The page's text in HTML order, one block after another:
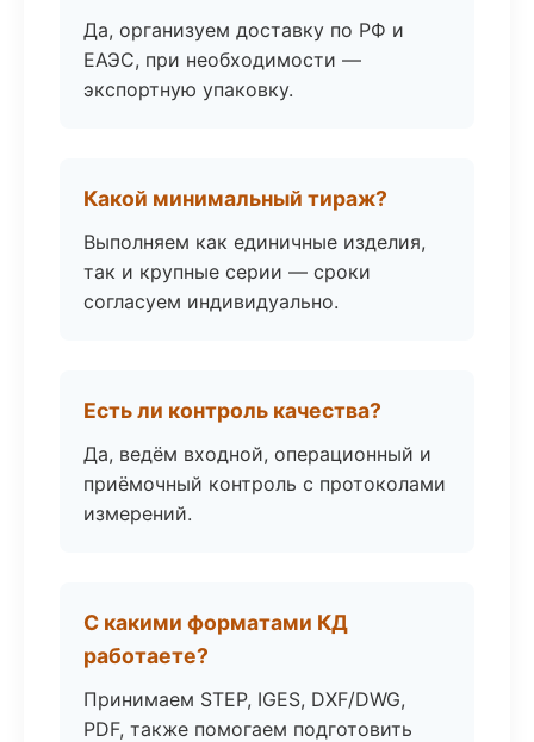
Да, организуем доставку по РФ и
ЕАЭС, при необходимости —
экспортную упаковку.
Какой минимальный тираж?
Выполняем как единичные изделия,
так и крупные серии — сроки
согласуем индивидуально.
Есть ли контроль качества?
Да, ведём входной, операционный и
приёмочный контроль с протоколами
измерений.
С какими форматами КД
работаете?
Принимаем STEP, IGES, DXF/DWG,
PDF, также помогаем подготовить